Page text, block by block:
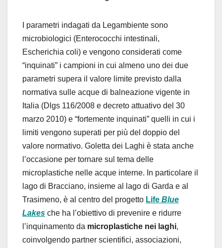
I parametri indagati da Legambiente sono
microbiologici (Enterococchi intestinali,
Escherichia coli) e vengono considerati come
“inquinati” i campioni in cui almeno uno dei due
parametri supera il valore limite previsto dalla
normativa sulle acque di balneazione vigente in
Italia (Dlgs 116/2008 e decreto attuativo del 30
marzo 2010) e “fortemente inquinati” quelli in cui i
limiti vengono superati per più del doppio del
valore normativo. Goletta dei Laghi è stata anche
l’occasione per tornare sul tema delle
microplastiche nelle acque interne. In particolare il
lago di Bracciano, insieme al lago di Garda e al
Trasimeno, è al centro del progetto Life Blue
Lakes che ha l’obiettivo di prevenire e ridurre
l’inquinamento da microplastiche nei laghi,
coinvolgendo partner scientifici, associazioni,